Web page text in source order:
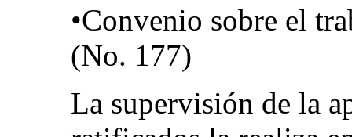
•Convenio sobre el
(No. 177)
La supervisión de la